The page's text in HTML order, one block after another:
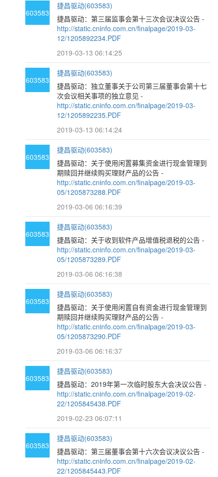
603583
捷昌驱动(603583)
捷昌驱动：第三届监事会第十三次会议决议公告 -
http://static.cninfo.com.cn/finalpage/2019-03-
12/1205892234.PDF
2019-03-13 06:14:25
603583
捷昌驱动(603583)
捷昌驱动：独立董事关于公司第三届董事会第十七
次会议相关事项的独立意见 -
http://static.cninfo.com.cn/finalpage/2019-03-
12/1205892235.PDF
2019-03-13 06:14:24
603583
捷昌驱动(603583)
捷昌驱动：关于使用闲置募集资金进行现金管理到
期赎回并继续购买理财产品的公告 -
http://static.cninfo.com.cn/finalpage/2019-03-
05/1205873288.PDF
2019-03-06 06:16:39
603583
捷昌驱动(603583)
捷昌驱动：关于收到软件产品增值税退税的公告 -
http://static.cninfo.com.cn/finalpage/2019-03-
05/1205873289.PDF
2019-03-06 06:16:38
603583
捷昌驱动(603583)
捷昌驱动：关于使用闲置自有资金进行现金管理到
期赎回并继续购买理财产品的公告 -
http://static.cninfo.com.cn/finalpage/2019-03-
05/1205873290.PDF
2019-03-06 06:16:37
603583
捷昌驱动(603583)
捷昌驱动：2019年第一次临时股东大会决议公告 -
http://static.cninfo.com.cn/finalpage/2019-02-
22/1205845438.PDF
2019-02-23 06:07:11
603583
捷昌驱动(603583)
捷昌驱动：第三届董事会第十六次会议决议公告 -
http://static.cninfo.com.cn/finalpage/2019-02-
22/1205845443.PDF